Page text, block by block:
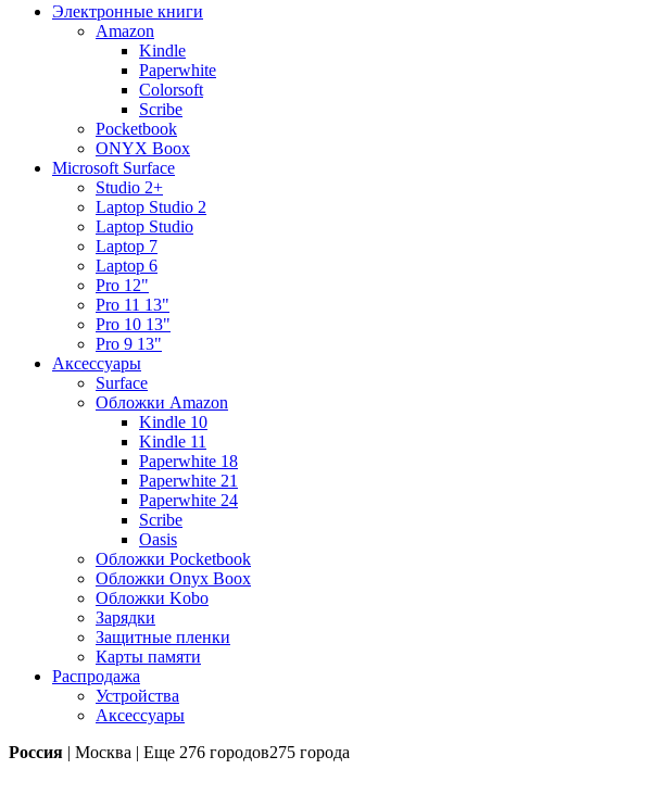
Электронные книги
Amazon
Kindle
Paperwhite
Colorsoft
Scribe
Pocketbook
ONYX Boox
Microsoft Surface
Studio 2+
Laptop Studio 2
Laptop Studio
Laptop 7
Laptop 6
Pro 12"
Pro 11 13"
Pro 10 13"
Pro 9 13"
Аксессуары
Surface
Обложки Amazon
Kindle 10
Kindle 11
Paperwhite 18
Paperwhite 21
Paperwhite 24
Scribe
Oasis
Обложки Pocketbook
Обложки Onyx Boox
Обложки Kobo
Зарядки
Защитные пленки
Карты памяти
Распродажа
Устройства
Аксессуары
Россия | Москва | Еще 276 городов275 города